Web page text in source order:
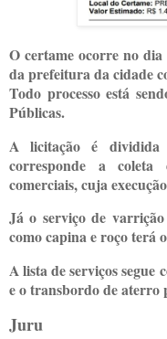
O certame ocorre no dia
da prefeitura da cidade
Todo processo está
Públicas.
A licitação é
corresponde a coleta
comerciais, cuja
Já o serviço de
como capina e roço terá
A lista de serviços
e o transbordo de aterro
Juru